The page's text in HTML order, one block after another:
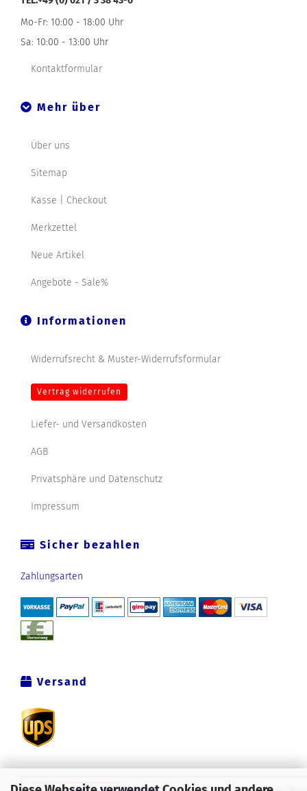
Mo-Fr: 10:00 - 18:00 Uhr
Sa: 10:00 - 13:00 Uhr
Kontaktformular
Mehr über
Über uns
Sitemap
Kasse | Checkout
Merkzettel
Neue Artikel
Angebote - Sale%
Informationen
Widerrufsrecht & Muster-Widerrufsformular
Vertrag widerrufen
Liefer- und Versandkosten
AGB
Privatsphäre und Datenschutz
Impressum
Sicher bezahlen
Zahlungsarten
Versand